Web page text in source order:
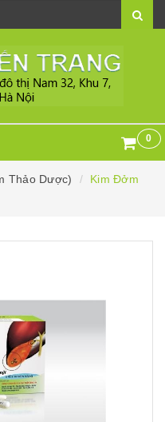
0
Thảo Dược)
Kim Đởm